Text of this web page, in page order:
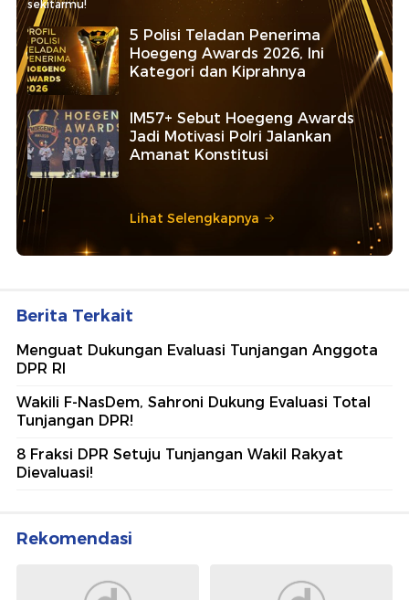
sekitarmu!
5 Polisi Teladan Penerima
Hoegeng Awards 2026, Ini
Kategori dan Kiprahnya
IM57+ Sebut Hoegeng Awards
Jadi Motivasi Polri Jalankan
Amanat Konstitusi
Lihat Selengkapnya
Berita Terkait
Menguat Dukungan Evaluasi Tunjangan Anggota
DPR RI
Wakili F-NasDem, Sahroni Dukung Evaluasi Total
Tunjangan DPR!
8 Fraksi DPR Setuju Tunjangan Wakil Rakyat
Dievaluasi!
Rekomendasi